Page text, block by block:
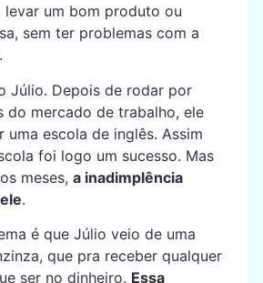
levar um bom produto ou
sem ter problemas com a
Júlio. Depois de rodar por
do mercado de trabalho, ele
uma escola de inglês. Assim
foi logo um sucesso. Mas
meses, a inadimplência
.
é que Júlio veio de uma
que pra receber qualquer
ser no dinheiro. Essa